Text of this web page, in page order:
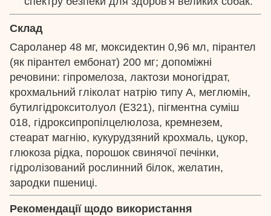
Склад
Сароланер 48 мг, моксидектин 0,96 мл, пірантел
(як пірантел ембонат) 200 мг; допоміжні
речовини: гіпромелоза, лактози моногідрат,
крохмальний гліколат натрію типу А, меглюмін,
бутилгідрокситолуол (Е321), пігментна суміш
018, гідроксипропілцелюлоза, кремнезем,
стеарат магнію, кукурудзяний крохмаль, цукор,
глюкоза рідка, порошок свинячої печінки,
гідролізований рослинний білок, желатин,
зародки пшениці.
Рекомендації щодо використання